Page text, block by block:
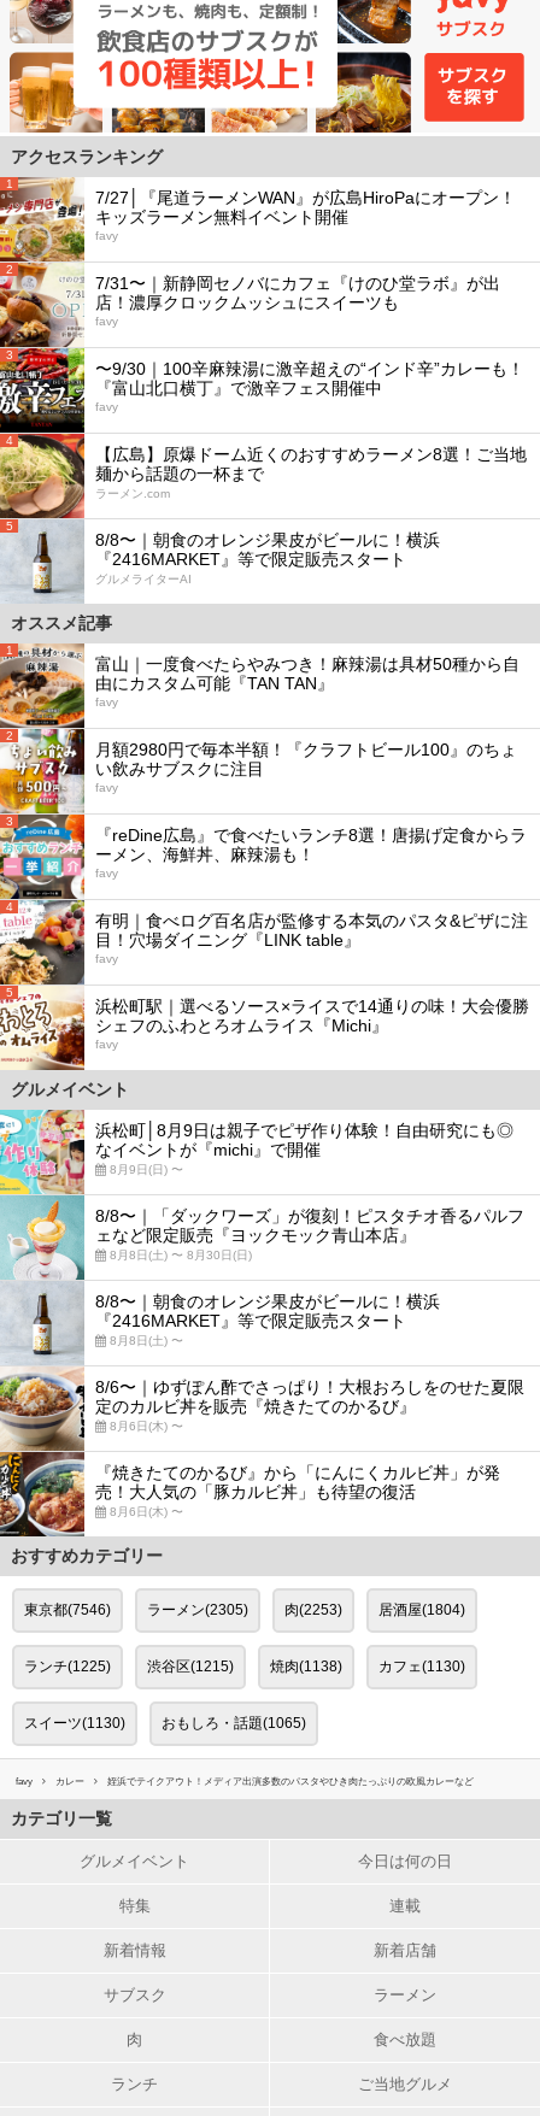
アクセスランキング
1
7/27│『尾道ラーメンWAN』が広島HiroPaにオープン！
キッズラーメン無料イベント開催
favy
2
7/31〜｜新静岡セノバにカフェ『けのひ堂ラボ』が出
店！濃厚クロックムッシュにスイーツも
favy
3
〜9/30｜100辛麻辣湯に激辛超えの“インド辛”カレーも！
『富山北口横丁』で激辛フェス開催中
favy
4
【広島】原爆ドーム近くのおすすめラーメン8選！ご当地
麺から話題の一杯まで
ラーメン.com
5
8/8〜｜朝食のオレンジ果皮がビールに！横浜
『2416MARKET』等で限定販売スタート
グルメライターAI
オススメ記事
1
富山｜一度食べたらやみつき！麻辣湯は具材50種から自
由にカスタム可能『TAN TAN』
favy
2
月額2980円で毎本半額！『クラフトビール100』のちょ
い飲みサブスクに注目
favy
3
『reDine広島』で食べたいランチ8選！唐揚げ定食からラ
ーメン、海鮮丼、麻辣湯も！
favy
4
有明｜食べログ百名店が監修する本気のパスタ&ピザに注
目！穴場ダイニング『LINK table』
favy
5
浜松町駅｜選べるソース×ライスで14通りの味！大会優勝
シェフのふわとろオムライス『Michi』
favy
グルメイベント
浜松町│8月9日は親子でピザ作り体験！自由研究にも◎
なイベントが『michi』で開催
8月9日(日) 〜
8/8〜｜「ダックワーズ」が復刻！ピスタチオ香るパルフ
ェなど限定販売『ヨックモック青山本店』
8月8日(土) 〜 8月30日(日)
8/8〜｜朝食のオレンジ果皮がビールに！横浜
『2416MARKET』等で限定販売スタート
8月8日(土) 〜
8/6〜｜ゆずぽん酢でさっぱり！大根おろしをのせた夏限
定のカルビ丼を販売『焼きたてのかるび』
8月6日(木) 〜
『焼きたてのかるび』から「にんにくカルビ丼」が発
売！大人気の「豚カルビ丼」も待望の復活
8月6日(木) 〜
おすすめカテゴリー
東京都(7546) ラーメン(2305) 肉(2253) 居酒屋(1804)
ランチ(1225) 渋谷区(1215) 焼肉(1138) カフェ(1130)
スイーツ(1130) おもしろ・話題(1065)
favy カレー 姪浜でテイクアウト！メディア出演多数のパスタやひき肉たっぷりの欧風カレーなど
カテゴリ一覧
グルメイベント 今日は何の日
特集 連載
新着情報 新着店舗
サブスク ラーメン
肉 食べ放題
ランチ ご当地グルメ